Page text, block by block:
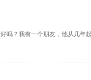
吗？我有一个朋友，他从几